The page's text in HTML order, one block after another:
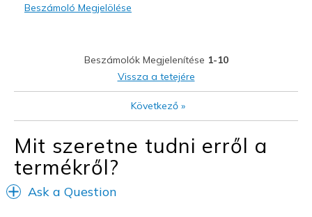
Casual Wear
Travel
Width
Feels true to width
Sizing
Feels true to size
View On Shoes
Beszámoló Megjelölése
Beszámolók Megjelenítése 1-10
Vissza a tetejére
Következő»
Mit szeretne tudni erről a
termékről?
Ask a Question